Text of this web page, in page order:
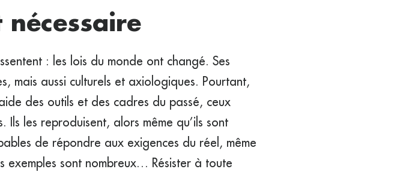
: les lois du monde ont changé. Ses
mais aussi culturels et axiologiques. Pourtant,
des outils et des cadres du passé, ceux
Ils les reproduisent, alors même qu’ils sont
de répondre aux exigences du réel, même
exemples sont nombreux… Résister à toute